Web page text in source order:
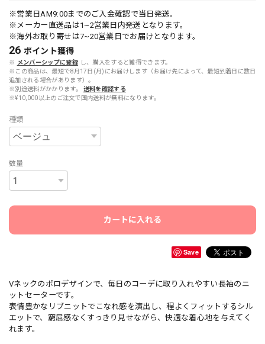
※営業日AM9:00までのご入金確認で当日発送。
※メーカー直送品は1~2営業日内発送となります。
※海外お取り寄せは7~20営業日でお届けとなります。
26 ポイント獲得
※ メンバーシップに登録 し、購入をすると獲得できます。
※この商品は、最短で8月17日(月)にお届けします（お届け先によって、最短到着日に数日
追加される場合があります）。
※別途送料がかかります。
送料を確認する
※¥10,000以上のご注文で国内送料が無料になります。
種類
数量
カートに入れる
Save
Vネックのポロデザインで、毎日のコーデに取り入れやすい長袖のニ
ットセーターです。
表情豊かなリブニットでこなれ感を演出し、程よくフィットするシル
エットで、窮屈感なくすっきり見せながら、快適な着心地を与えてく
れます。